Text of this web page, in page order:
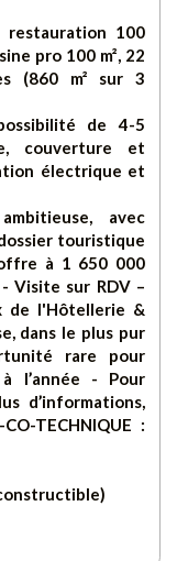
100
pro 100 m², 22
(860 m² sur 3
de 4-5
couverture et
électrique et
avec
touristique
à 1 650 000
Visite sur RDV –
de l'Hôtellerie &
dans le plus pur
rare pour
l’année - Pour
d’informations,
TECHNIQUE :